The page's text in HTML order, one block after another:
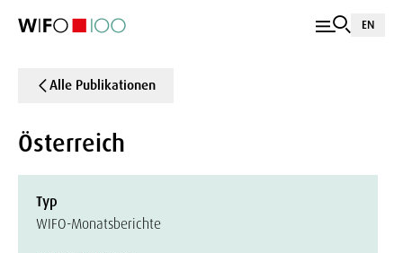
EN
Alle Publikationen
Österreich
Typ
WIFO-Monatsberichte